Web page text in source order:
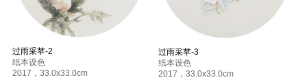
过雨采苹-2
纸本设色
2017 ， 33.0x33.0cm
过雨采苹-3
纸本设色
2017 ， 33.0x33.0cm